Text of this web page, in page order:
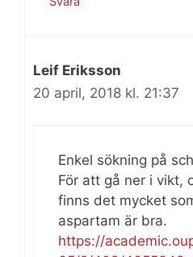
Leif Eriksson
20 april, 2018 kl. 21:37
Enkel sökning på
För att gå ner i vikt,
finns det mycket
aspartam är bra.
https://